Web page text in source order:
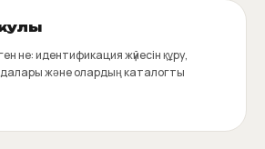
не: идентификация жүйесін құру,
және олардың каталогты